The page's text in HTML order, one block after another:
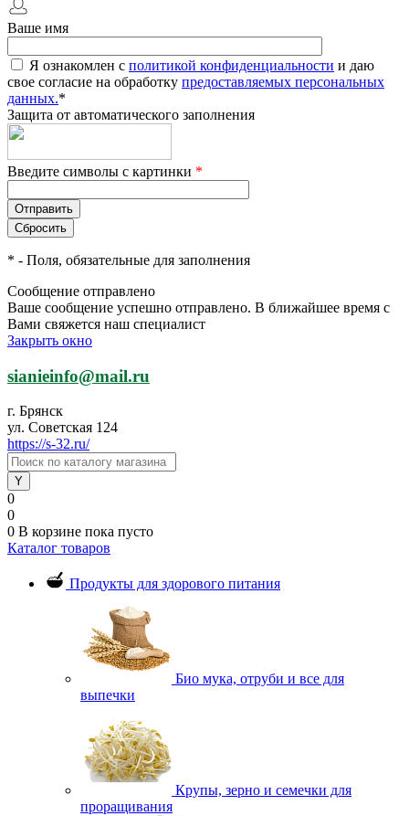
Ваше имя
Я ознакомлен с политикой конфиденциальности и даю
свое согласие на обработку предоставляемых персональных
данных.*
Защита от автоматического заполнения
Введите символы с картинки *
* - Поля, обязательные для заполнения
Сообщение отправлено
Ваше сообщение успешно отправлено. В ближайшее время с
Вами свяжется наш специалист
Закрыть окно
sianieinfo@mail.ru
г. Брянск
ул. Советская 124
https://s-32.ru/
0
0
0 В корзине пока пусто
Каталог товаров
Продукты для здорового питания
Био мука, отруби и все для
выпечки
Крупы, зерно и семечки для
проращивания